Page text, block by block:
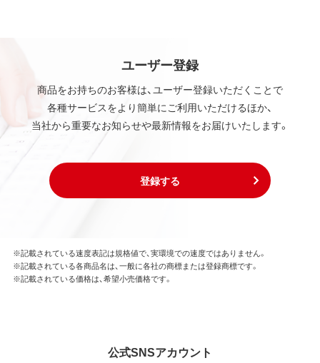
ユーザー登録
商品をお持ちのお客様は、ユーザー登録いただくことで
各種サービスをより簡単にご利用いただけるほか、
当社から重要なお知らせや最新情報をお届けいたします。
登録する
※記載されている速度表記は規格値で、実環境での速度ではありません。
※記載されている各商品名は、一般に各社の商標または登録商標です。
※記載されている価格は、希望小売価格です。
公式SNSアカウント